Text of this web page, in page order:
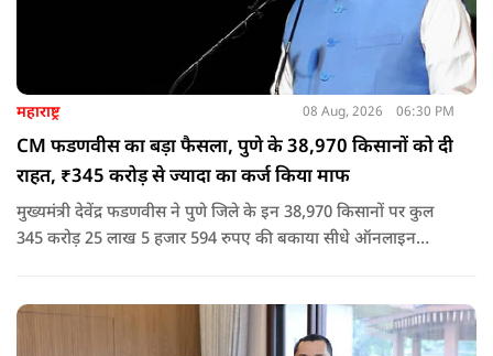
महाराष्ट्र 08 Aug, 2026 06:30 PM
CM फडणवीस का बड़ा फैसला, पुणे के 38,970 किसानों को दी
राहत, ₹345 करोड़ से ज्यादा का कर्ज किया माफ
मुख्यमंत्री देवेंद्र फडणवीस ने पुणे जिले के इन 38,970 किसानों पर कुल
345 करोड़ 25 लाख 5 हजार 594 रुपए की बकाया सीधे ऑनलाइन